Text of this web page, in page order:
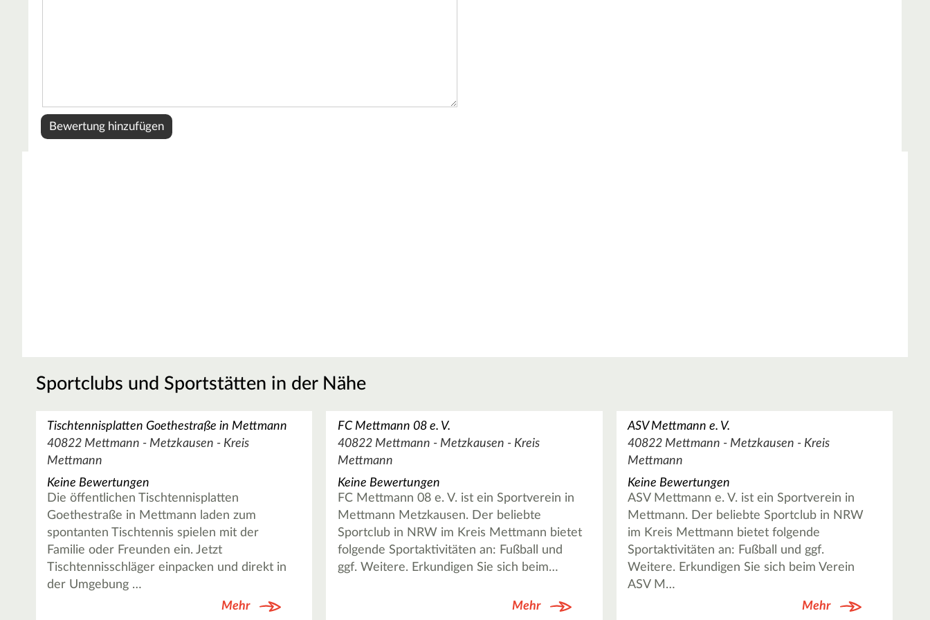
Sportclubs und Sportstätten in der Nähe
Tischtennisplatten Goethestraße in Mettmann
40822 Mettmann - Metzkausen - Kreis
Mettmann
Keine Bewertungen
Die öffentlichen Tischtennisplatten
Goethestraße in Mettmann laden zum
spontanten Tischtennis spielen mit der
Familie oder Freunden ein. Jetzt
Tischtennisschläger einpacken und direkt in
der Umgebung …
Mehr
FC Mettmann 08 e. V.
40822 Mettmann - Metzkausen - Kreis
Mettmann
Keine Bewertungen
FC Mettmann 08 e. V. ist ein Sportverein in
Mettmann Metzkausen. Der beliebte
Sportclub in NRW im Kreis Mettmann bietet
folgende Sportaktivitäten an: Fußball und
ggf. Weitere. Erkundigen Sie sich beim…
Mehr
ASV Mettmann e. V.
40822 Mettmann - Metzkausen - Kreis
Mettmann
Keine Bewertungen
ASV Mettmann e. V. ist ein Sportverein in
Mettmann. Der beliebte Sportclub in NRW
im Kreis Mettmann bietet folgende
Sportaktivitäten an: Fußball und ggf.
Weitere. Erkundigen Sie sich beim Verein
ASV M…
Mehr